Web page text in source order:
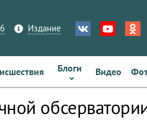
Издание
Блоги Видео